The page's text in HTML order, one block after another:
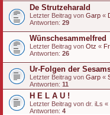
De Strutzeharald
Letzter Beitrag von Garp «
Antworten: 29
Wünschesammelfred
Letzter Beitrag von Otz «
Antworten: 26
Ur-Folgen der
Letzter Beitrag von Garp «
Antworten: 11
H E L A U !
Letzter Beitrag von dr. iLs «
Antworten: 4